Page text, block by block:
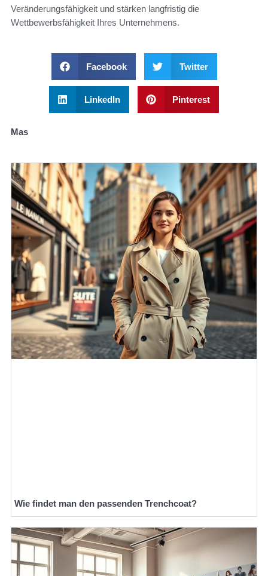
Veränderungsfähigkeit und stärken langfristig die
Wettbewerbsfähigkeit Ihres Unternehmens.
Facebook Twitter
LinkedIn Pinterest
Mas
Wie findet man den passenden Trenchcoat?